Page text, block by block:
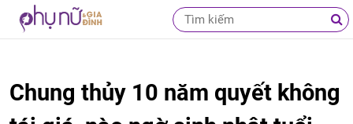
Chung thủy 10 năm quyết không